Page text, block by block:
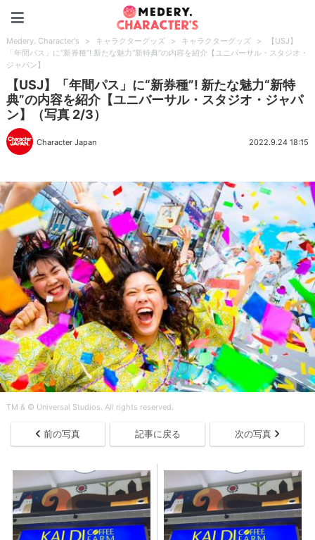
Medery. Character's > キャラクターグッズ > キャラクターグッズ >
【USJ】
「年間パス」に“新券種”! 新たな魅力“新特典”の内容を紹介【ユニバーサル・スタジオ・
ジャパン】
【USJ】「年間パス」に“新券種”! 新たな魅力“新特
典”の内容を紹介【ユニバーサル・スタジオ・ジャパ
ン】（写真 2/3）
Character Japan 2022.9.24 18:15
TM & © Universal Studios. All rights reserved.
前の写真 記事に戻る 次の写真